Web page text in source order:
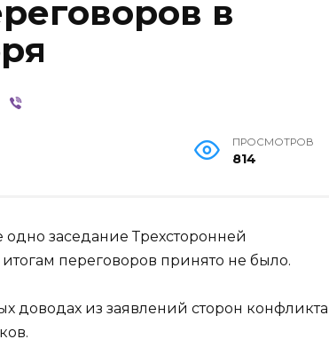
в
ПРОСМОТРОВ
814
заседание Трехсторонней
переговоров принято не было.
доводах из заявлений сторон конфликта